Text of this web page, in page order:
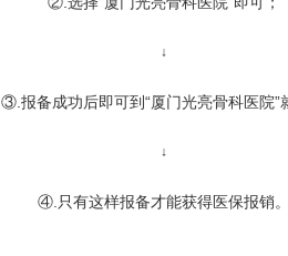
↓
③.报备成功后即可到“厦门光亮骨科医院”
↓
④.只有这样报备才能获得医保报销